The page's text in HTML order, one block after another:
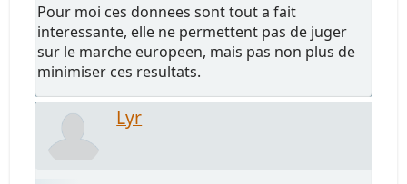
Pour moi ces donnees sont tout a fait
interessante, elle ne permettent pas de juger
sur le marche europeen, mais pas non plus de
minimiser ces resultats.
Lyr